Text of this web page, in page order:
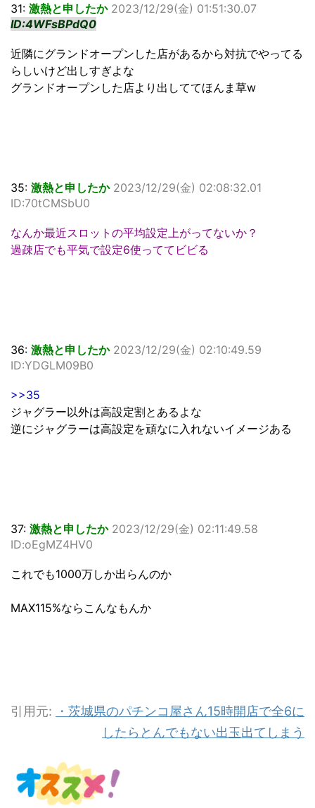
31: 激熱と申したか 2023/12/29(金) 01:51:30.07
ID:4WFsBPdQ0
近隣にグランドオープンした店があるから対抗でやってる
らしいけど出しすぎよな
グランドオープンした店より出しててほんま草w
35: 激熱と申したか 2023/12/29(金) 02:08:32.01
ID:70tCMSbU0
なんか最近スロットの平均設定上がってないか？
過疎店でも平気で設定6使っててビビる
36: 激熱と申したか 2023/12/29(金) 02:10:49.59
ID:YDGLM09B0
>>35
ジャグラー以外は高設定割とあるよな
逆にジャグラーは高設定を頑なに入れないイメージある
37: 激熱と申したか 2023/12/29(金) 02:11:49.58
ID:oEgMZ4HV0
これでも1000万しか出らんのか
MAX115%ならこんなもんか
引用元:
・茨城県のパチンコ屋さん15時開店で全6に
したらとんでもない出玉出てしまう